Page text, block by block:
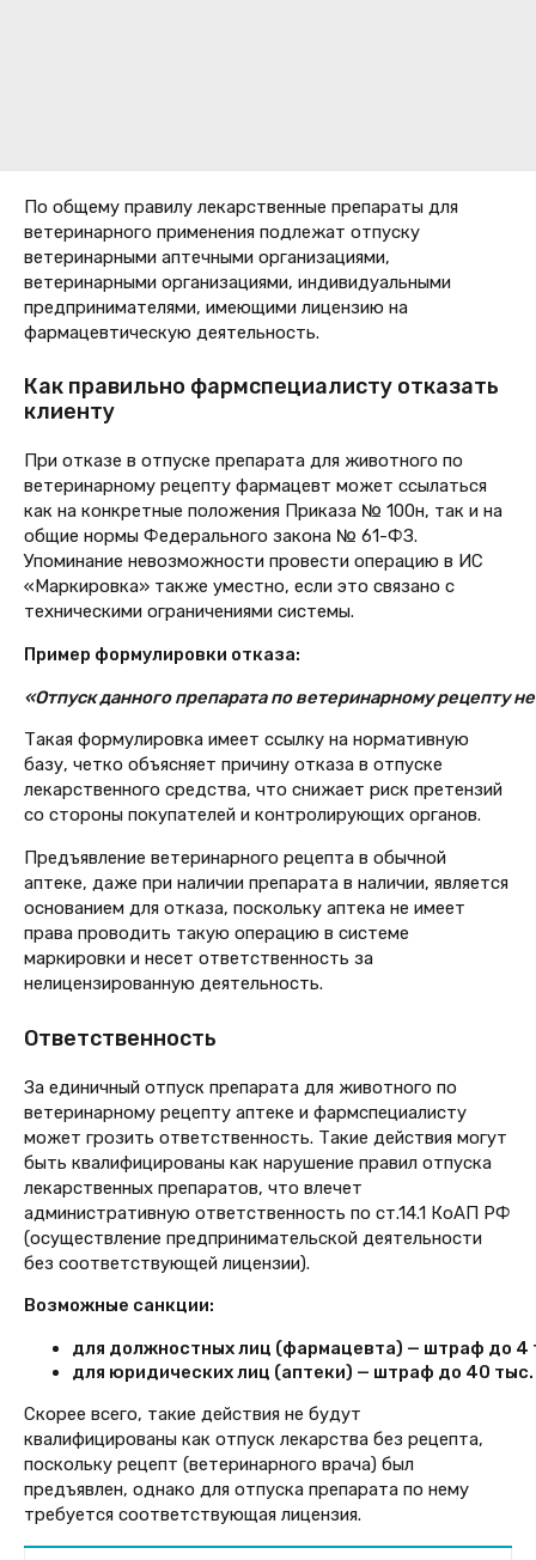
По общему правилу лекарственные препараты для
ветеринарного применения подлежат отпуску
ветеринарными аптечными организациями,
ветеринарными организациями, индивидуальными
предпринимателями, имеющими лицензию на
фармацевтическую деятельность.
Как правильно фармспециалисту отказать
клиенту
При отказе в отпуске препарата для животного по
ветеринарному рецепту фармацевт может ссылаться
как на конкретные положения Приказа № 100н, так и на
общие нормы Федерального закона № 61-ФЗ.
Упоминание невозможности провести операцию в ИС
«Маркировка» также уместно, если это связано с
техническими ограничениями системы.
Пример формулировки отказа:
«Отпуск данного препарата по ветеринарному рецепту
Такая формулировка имеет ссылку на нормативную
базу, четко объясняет причину отказа в отпуске
лекарственного средства, что снижает риск претензий
со стороны покупателей и контролирующих органов.
Предъявление ветеринарного рецепта в обычной
аптеке, даже при наличии препарата в наличии, является
основанием для отказа, поскольку аптека не имеет
права проводить такую операцию в системе
маркировки и несет ответственность за
нелицензированную деятельность.
Ответственность
За единичный отпуск препарата для животного по
ветеринарному рецепту аптеке и фармспециалисту
может грозить ответственность. Такие действия могут
быть квалифицированы как нарушение правил отпуска
лекарственных препаратов, что влечет
административную ответственность по ст.14.1 КоАП РФ
(осуществление предпринимательской деятельности
без соответствующей лицензии).
Возможные санкции:
для должностных лиц (фармацевта) — штраф до 4
для юридических лиц (аптеки) — штраф до 40
Скорее всего, такие действия не будут
квалифицированы как отпуск лекарства без рецепта,
поскольку рецепт (ветеринарного врача) был
предъявлен, однако для отпуска препарата по нему
требуется соответствующая лицензия.